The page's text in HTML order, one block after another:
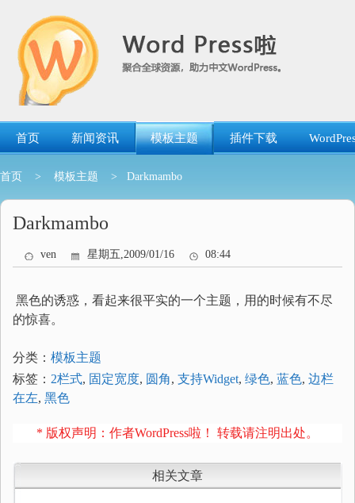
首页 新闻资讯 模板主题 插件下载
首页 > 模板主题 > Darkmambo
Darkmambo
ven 星期五,2009/01/16 08:44
黑色的诱惑，看起来很平实的一个主题，用的时候有不尽
的惊喜。
分类： 模板主题
标签： 2栏式, 固定宽度, 圆角, 支持Widget, 绿色, 蓝色, 边栏
在左, 黑色
* 版权声明：作者WordPress啦！ 转载请注明出处。
相关文章